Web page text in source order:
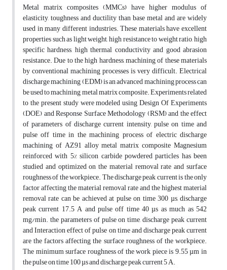
Metal matrix composites (MMCs) have higher modulus of
elasticity, toughness and ductility than base metal and are widely
used in many different industries. These materials have excellent
properties such as light weight, high resistance to weight ratio, high
specific hardness, high thermal conductivity and good abrasion
resistance. Due to the high hardness, machining of these materials
by conventional machining processes is very difficult. Electrical
discharge machining (EDM) is an advanced machining process can
be used to machining metal matrix composite. Experiments related
to the present study were modeled using Design Of Experiments
(DOE) and Response Surface Methodology (RSM) and the effect
of parameters of discharge current intensity, pulse on time and
pulse off time in the machining process of electric discharge
machining of AZ91 alloy metal matrix composite Magnesium
reinforced with 5% silicon carbide powdered particles has been
studied and optimized on the material removal rate and surface
roughness of the workpiece. The discharge peak current is the only
factor affecting the material removal rate and the highest material
removal rate can be achieved at pulse on time 300 µs, discharge
peak current 17.5 A and pulse off time 40 µs as much as 542
mg/min. the parameters of pulse on time, discharge peak current
and Interaction effect of pulse on time and discharge peak current
are the factors affecting the surface roughness of the workpiece.
The minimum surface roughness of the work piece is 9.55 µm in
the pulse on time 100 µs and discharge peak current 5 A.